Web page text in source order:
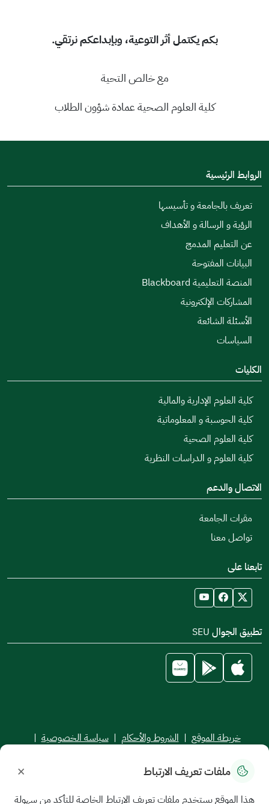
بكم يكتمل أثر التوعية، وبإبداعكم نرتقي.
مع خالص التحية
كلية العلوم الصحية عمادة شؤون الطلاب
الروابط الرئيسية
تعريف بالجامعة و تأسيسها
الرؤية و الرسالة و الأهداف
عن التعليم المدمج
البيانات المفتوحة
المنصة التعليمية Blackboard
المشاركات الإلكترونية
الأسئلة الشائعة
السياسات
الكليات
كلية العلوم الإدارية والمالية
كلية الحوسبة و المعلوماتية
كلية العلوم الصحية
كلية العلوم و الدراسات النظرية
الاتصال والدعم
مقرات الجامعة
تواصل معنا
تابعنا على
تطبيق الجوال SEU
خريطة الموقع | الشروط والأحكام | سياسة الخصوصية |
جميع الحقوق محفوظة للجامعة السعودية الإلكترونية © 2026
ملفات تعريف الارتباط ×
هذا الموقع يستخدم ملفات تعريف الارتباط الخاصة للتأكد من سهولة